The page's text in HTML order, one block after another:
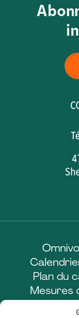
Plan du
Mesures